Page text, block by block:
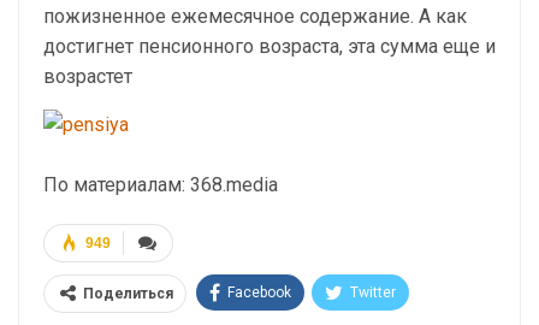
пожизненное ежемесячное содержание. А как
достигнет пенсионного возраста, эта сумма еще и
возрастет
По материалам: 368.media
949
Поделиться Facebook Twitter